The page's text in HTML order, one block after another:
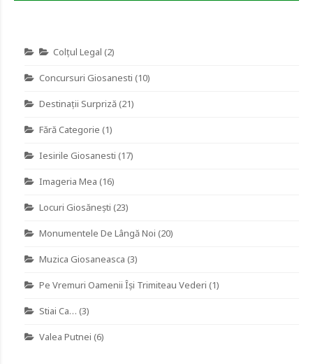
Colţul Legal (2)
Concursuri Giosanesti (10)
Destinaţii Surpriză(21)
Fără Categorie (1)
Iesirile Giosanesti (17)
Imageria Mea (16)
Locuri Giosănești (23)
Monumentele De Lângă Noi (20)
Muzica Giosaneasca (3)
Pe Vremuri Oamenii Îşi Trimiteau Vederi (1)
Stiai Ca… (3)
Valea Putnei (6)